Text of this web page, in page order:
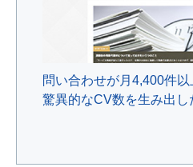
問い合わせが月4,400件
驚異的なCV数を生み出し